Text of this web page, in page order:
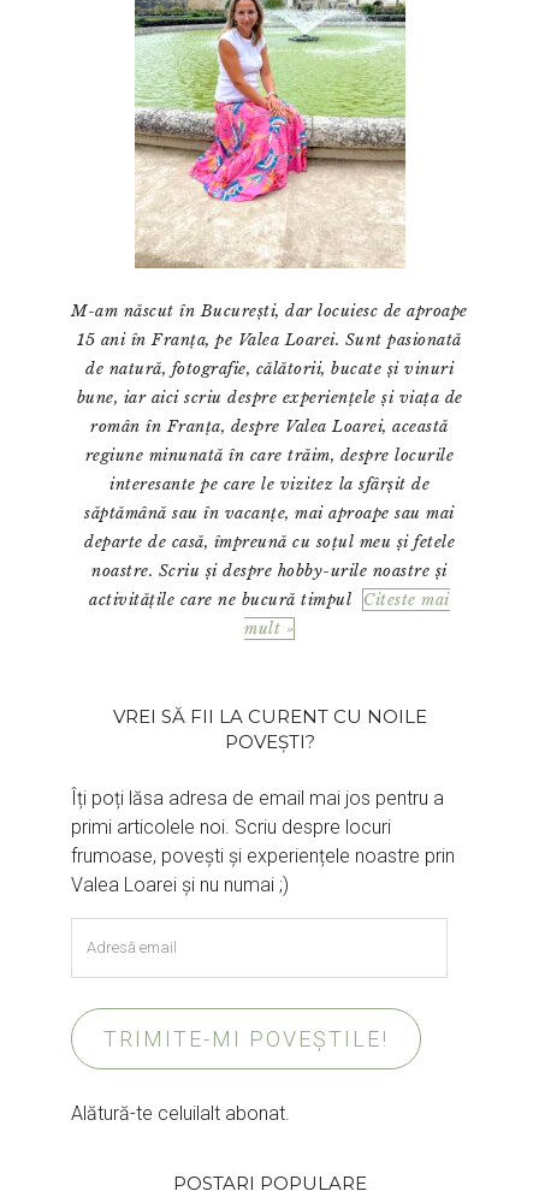
M-am născut în București, dar locuiesc de aproape
15 ani în Franța, pe Valea Loarei. Sunt pasionată
de natură, fotografie, călătorii, bucate și vinuri
bune, iar aici scriu despre experiențele și viața de
român în Franța, despre Valea Loarei, această
regiune minunată în care trăim, despre locurile
interesante pe care le vizitez la sfârșit de
săptămână sau în vacanțe, mai aproape sau mai
departe de casă, împreună cu soțul meu și fetele
noastre. Scriu și despre hobby-urile noastre și
activitățile care ne bucură timpul
Citeste mai
mult »
VREI SĂ FII LA CURENT CU NOILE
POVEȘTI?
Îți poți lăsa adresa de email mai jos pentru a
primi articolele noi. Scriu despre locuri
frumoase, povești și experiențele noastre prin
Valea Loarei și nu numai ;)
email
TRIMITE-MI POVEȘTILE!
Alătură-te celuilalt abonat.
POSTARI POPULARE